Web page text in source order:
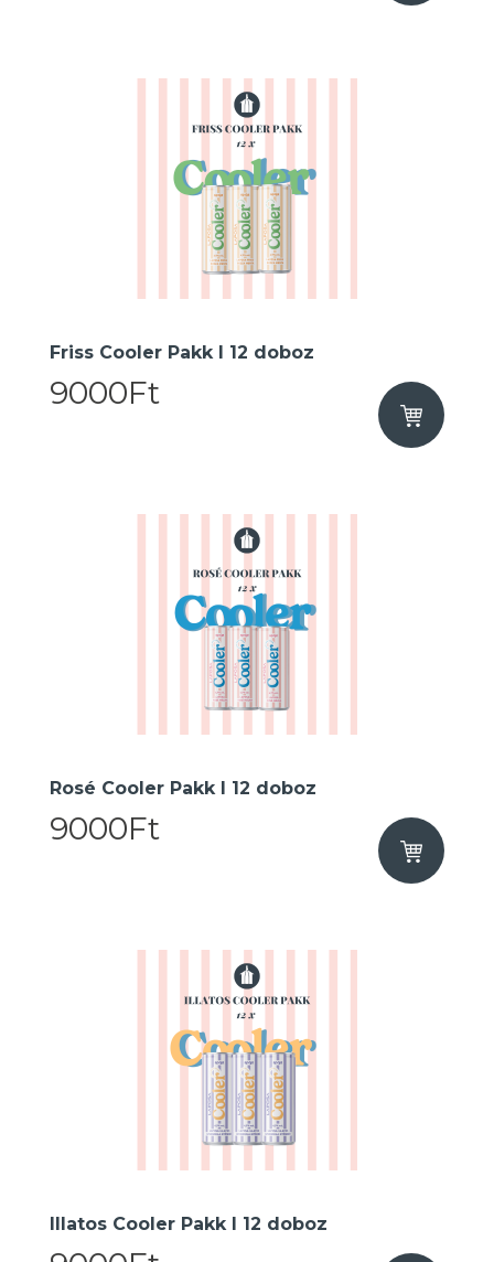
Friss Cooler Pakk I 12 doboz
9000Ft
Rosé Cooler Pakk I 12 doboz
9000Ft
Illatos Cooler Pakk I 12 doboz